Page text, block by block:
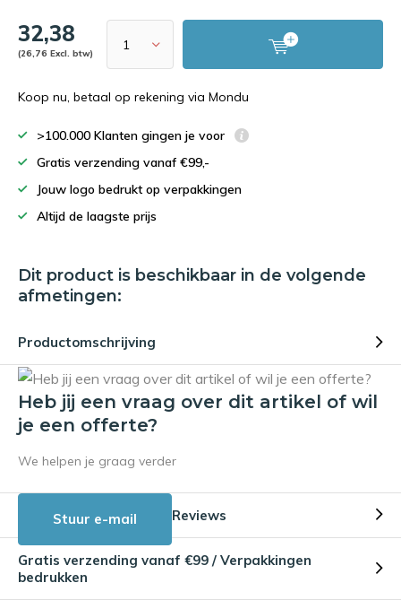
32,38
(26,76 Excl. btw)
Koop nu, betaal op rekening via Mondu
>100.000 Klanten gingen je voor
Gratis verzending vanaf €99,-
Jouw logo bedrukt op verpakkingen
Altijd de laagste prijs
Dit product is beschikbaar in de volgende
afmetingen:
Productomschrijving
Heb jij een vraag over dit artikel of wil
je een offerte?
We helpen je graag verder
Stuur e-mail Reviews
Gratis verzending vanaf €99 / Verpakkingen
bedrukken